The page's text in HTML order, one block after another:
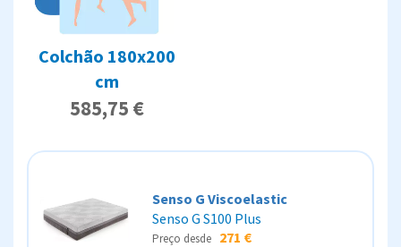
Colchão 180x200
cm
585,75 €
Senso G Viscoelastic
Senso G S100 Plus
Preço desde 271 €